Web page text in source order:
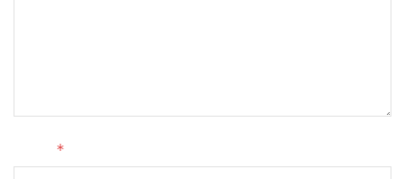
*